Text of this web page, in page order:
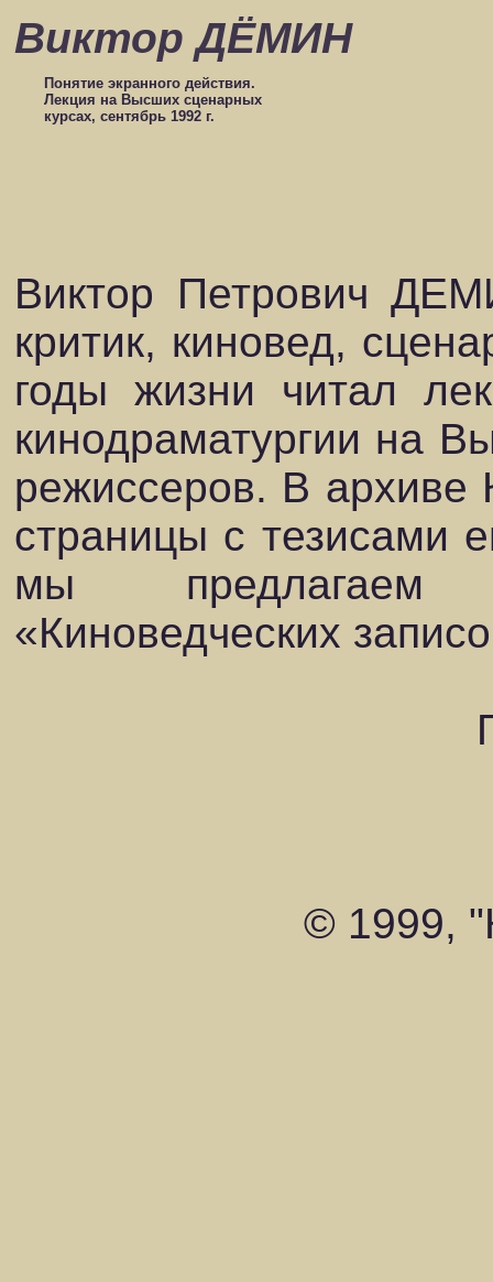
Виктор ДЁМИН
Понятие экранного действия.
Лекция на Высших сценарных
курсах, сентябрь 1992 г.
Виктор Петрович
критик, киновед,
годы жизни читал
кинодраматургии на
режиссеров. В архиве
страницы с тезисами
мы предлагаем
«Киноведческих
© 1999,